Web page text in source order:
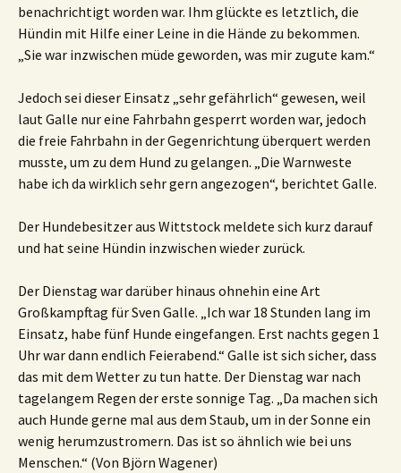
benachrichtigt worden war. Ihm glückte es letztlich, die
Hündin mit Hilfe einer Leine in die Hände zu bekommen.
„Sie war inzwischen müde geworden, was mir zugute kam.“
Jedoch sei dieser Einsatz „sehr gefährlich“ gewesen, weil
laut Galle nur eine Fahrbahn gesperrt worden war, jedoch
die freie Fahrbahn in der Gegenrichtung überquert werden
musste, um zu dem Hund zu gelangen. „Die Warnweste
habe ich da wirklich sehr gern angezogen“, berichtet Galle.
Der Hundebesitzer aus Wittstock meldete sich kurz darauf
und hat seine Hündin inzwischen wieder zurück.
Der Dienstag war darüber hinaus ohnehin eine Art
Großkampftag für Sven Galle. „Ich war 18 Stunden lang im
Einsatz, habe fünf Hunde eingefangen. Erst nachts gegen 1
Uhr war dann endlich Feierabend.“ Galle ist sich sicher, dass
das mit dem Wetter zu tun hatte. Der Dienstag war nach
tagelangem Regen der erste sonnige Tag. „Da machen sich
auch Hunde gerne mal aus dem Staub, um in der Sonne ein
wenig herumzustromern. Das ist so ähnlich wie bei uns
Menschen.“ (Von Björn Wagener)